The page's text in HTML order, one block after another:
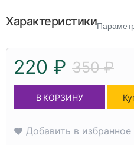
Характеристики
220 ₽ 350 ₽
В КОРЗИНУ
Добавить в избранное